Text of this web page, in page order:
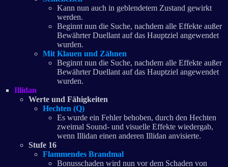
Kann nun auch in geblendetem Zustand gewirkt
werden.
Beginnt nun die Suche, nachdem alle Effekte außer
Bewährter Duellant auf das Hauptziel angewendet
wurden.
Mit Klauen und Zähnen
Beginnt nun die Suche, nachdem alle Effekte außer
Bewährter Duellant auf das Hauptziel angewendet
wurden.
Illidan
Werte und Fähigkeiten
Hechten (Q)
Es wurde ein Fehler behoben, durch den Hechten
zweimal Sound- und visuelle Effekte wiedergab,
wenn Illidan einen anderen Illidan anvisierte.
Stufe 16
Flammendes Brandmal
Bonusschaden wird nun vor dem Schaden von